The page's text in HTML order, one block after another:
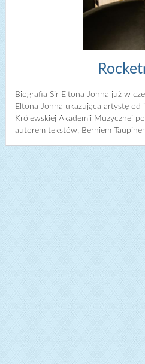
Biografia Sir Eltona Johna już w
Eltona Johna ukazująca artystę od
Królewskiej Akademii Muzycznej
autorem tekstów, Berniem